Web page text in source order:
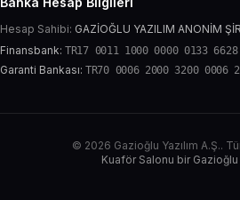
Hesap Sahibi: GAZİOĞLU YAZILIM ANONİM
Finansbank: TR17 0011 1000 0000 0133
Garanti Bankası: TR70 0006 2000 3200 0006
© 2026 Gazioğlu Yazılım A.Ş..
Kuaför Salonu bir Gazioğlu